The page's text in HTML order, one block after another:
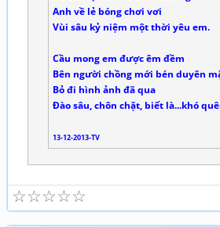
Anh về lẻ bóng chơi vơi
Vùi sâu kỷ niệm một thời yêu em.
Cầu mong em được êm đềm
Bên người chồng mới bén duyên
Bỏ đi hình ảnh đã qua
Đào sâu, chôn chặt, biết là...khó
13-12-2013-TV
☆
☆
☆
☆
☆